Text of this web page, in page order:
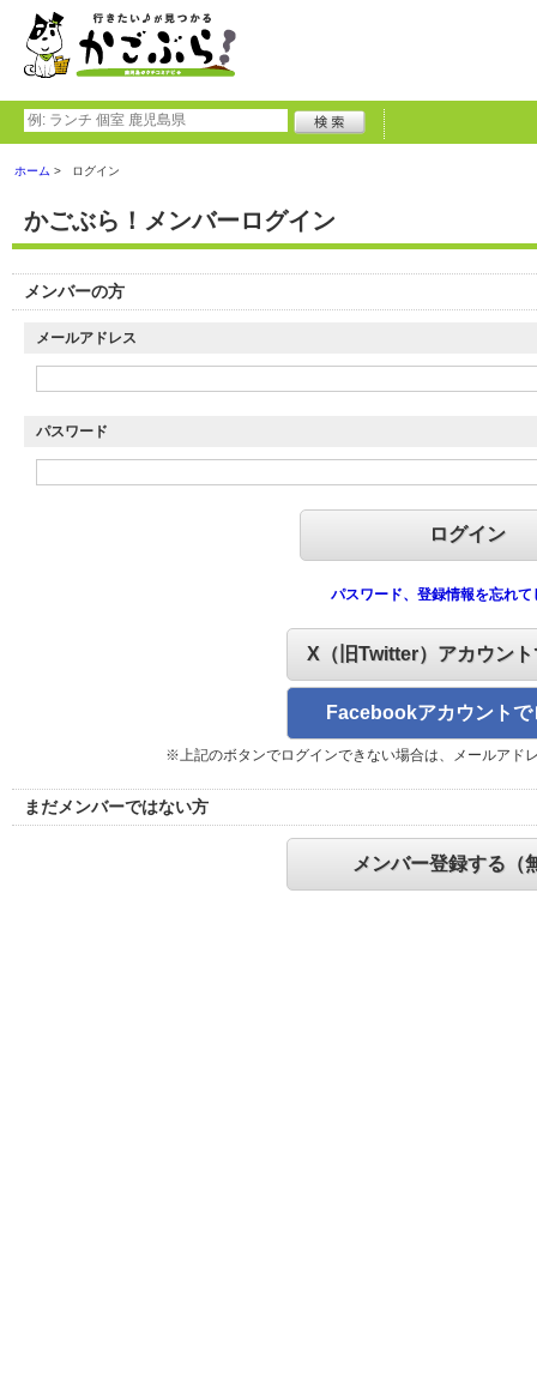
ホーム ログイン
かごぶら！メンバーログイン
メンバーの方
メールアドレス
パスワード
パスワード、登録情報を忘れて
X（旧Twitter）アカウン
Facebookアカウントで
※上記のボタンでログインできない場合は、メールアド
まだメンバーではない方
メンバー登録する（